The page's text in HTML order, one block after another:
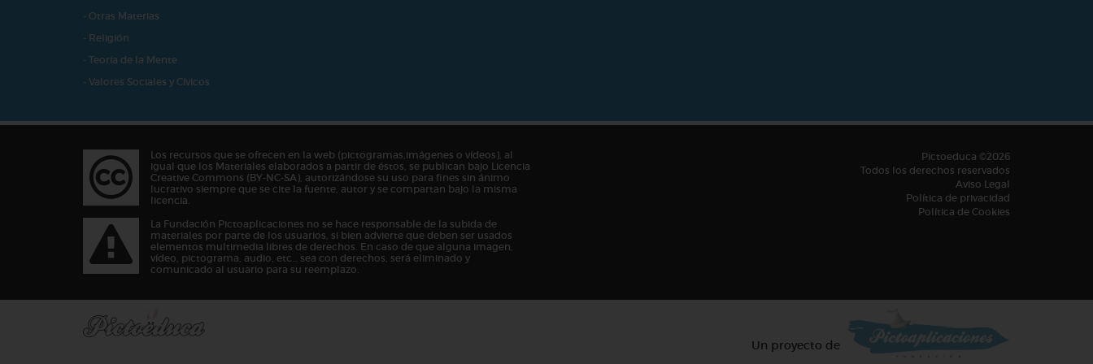
- Otras Materias
- Religión
- Teoría de la Mente
- Valores Sociales y Cívicos
Los recursos que se ofrecen en la web (pictogramas,imágenes o vídeos), al
igual que los Materiales elaborados a partir de éstos, se publican bajo Licencia
Creative Commons (BY-NC-SA), autorizándose su uso para fines sin ánimo
lucrativo siempre que se cite la fuente, autor y se compartan bajo la misma
licencia.
La Fundación Pictoaplicaciones no se hace responsable de la subida de
materiales por parte de los usuarios, si bien advierte que deben ser usados
elementos multimedia libres de derechos. En caso de que alguna imagen,
vídeo, pictograma, audio, etc… sea con derechos, será eliminado y
comunicado al usuario para su reemplazo.
Pictoeduca ©2026
Todos los derechos reservados
Aviso Legal
Política de privacidad
Política de Cookies
Un proyecto de